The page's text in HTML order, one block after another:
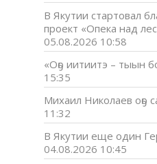
В Якутии стартовал
проект «Опека над
05.08.2026 10:58
«Оҕо иитиитэ – тыын
15:35
Михаил Николаев оҕо
11:32
В Якутии еще один
04.08.2026 10:45